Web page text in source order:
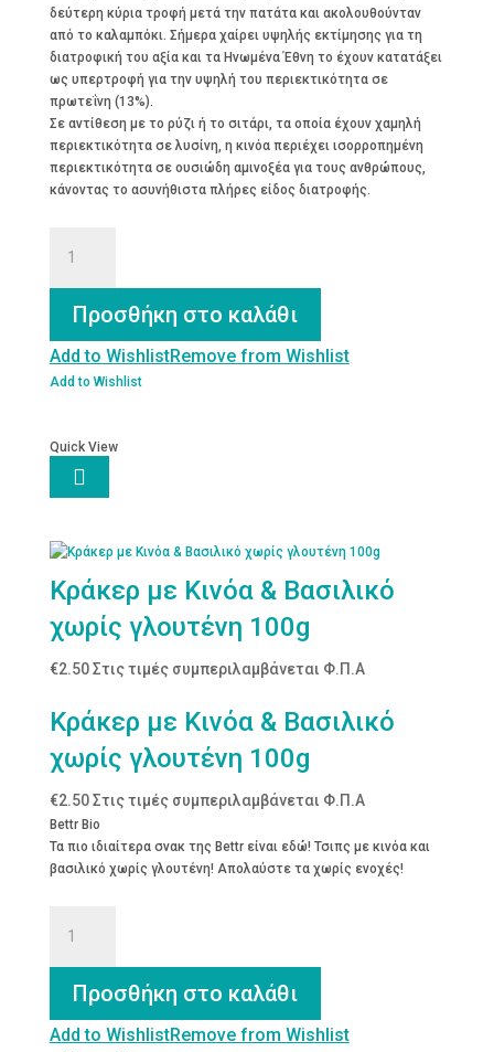
δεύτερη κύρια τροφή μετά την πατάτα και ακολουθούνταν
από το καλαμπόκι. Σήμερα χαίρει υψηλής εκτίμησης για τη
διατροφική του αξία και τα Ηνωμένα Έθνη το έχουν κατατάξει
ως υπερτροφή για την υψηλή του περιεκτικότητα σε
πρωτεΐνη (13%).
Σε αντίθεση με το ρύζι ή το σιτάρι, τα οποία έχουν χαμηλή
περιεκτικότητα σε λυσίνη, η κινόα περιέχει ισορροπημένη
περιεκτικότητα σε ουσιώδη αμινοξέα για τους ανθρώπους,
κάνοντας το ασυνήθιστα πλήρες είδος διατροφής.
ΛΕΥΚΟ
Προσθήκη στο καλάθι
Add to WishlistRemove from Wishlist
Add to Wishlist
Quick View

Κράκερ με Κινόα & Βασιλικό
χωρίς γλουτένη 100g
€2.50 Στις τιμές συμπεριλαμβάνεται Φ.Π.Α
Κράκερ με Κινόα & Βασιλικό
χωρίς γλουτένη 100g
€2.50 Στις τιμές συμπεριλαμβάνεται Φ.Π.Α
Bettr Bio
Τα πιο ιδιαίτερα σνακ της Bettr είναι εδώ! Τσιπς με κινόα και
βασιλικό χωρίς γλουτένη! Απολαύστε τα χωρίς ενοχές!
Βασιλικό
χωρίς
Προσθήκη στο καλάθι
Add to WishlistRemove from Wishlist